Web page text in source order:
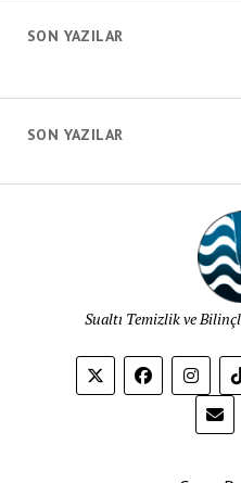
SON YAZILAR
SON YAZILAR
Sualtı Temizlik ve